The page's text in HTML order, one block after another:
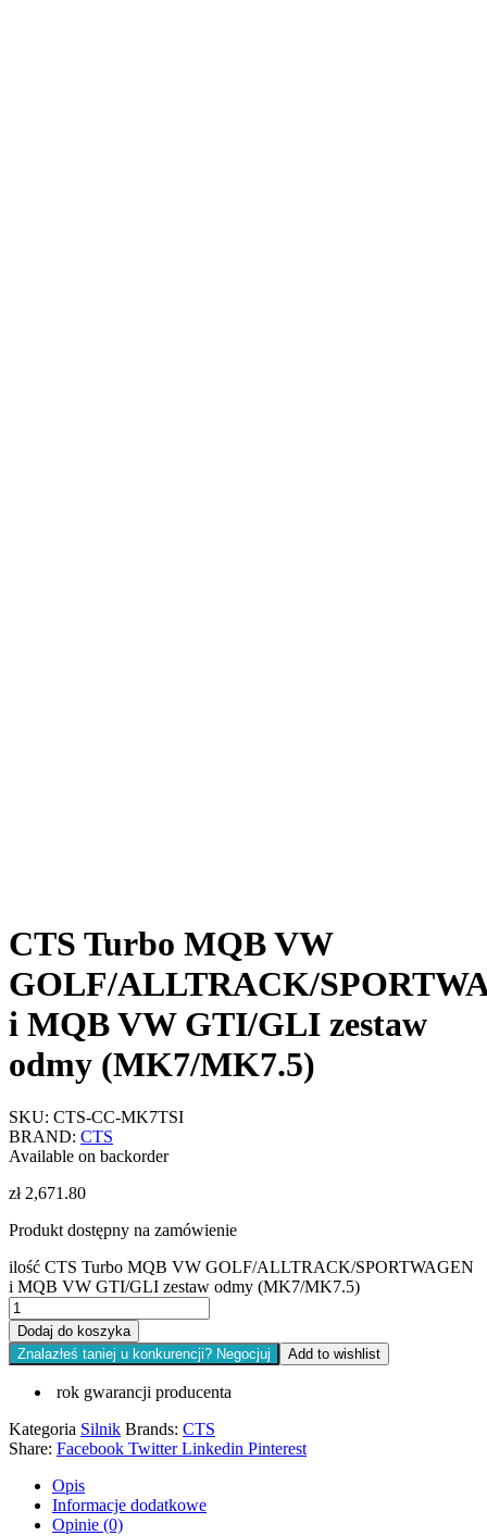
CTS Turbo MQB VW
GOLF/ALLTRACK/
i MQB VW GTI/GLI zestaw
odmy (MK7/MK7.5)
SKU: CTS-CC-MK7TSI
BRAND: CTS
Available on backorder
zł2,671.80
Produkt dostępny na zamówienie
ilość CTS Turbo MQB VW GOLF/ALLTRACK/SPORTWAGEN
i MQB VW GTI/GLI zestaw odmy (MK7/MK7.5)
Dodaj do koszyka
Znalazłeś taniej u konkurencji? Negocjuj
Add to wishlist
rok gwarancji producenta
Kategoria Silnik Brands: CTS
Share: Facebook Twitter Linkedin Pinterest
Opis
Informacje dodatkowe
Opinie (0)